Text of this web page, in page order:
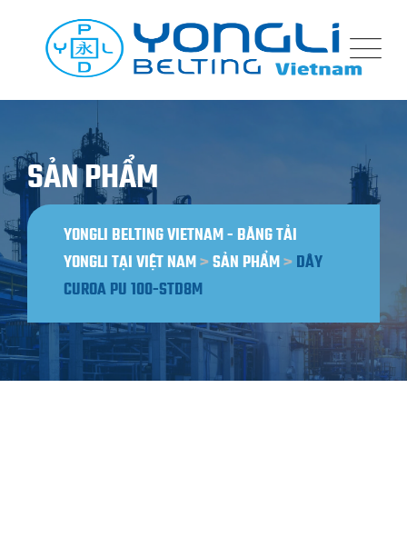
SẢN PHẨM
YONGLI BELTING VIETNAM - BĂNG TẢI
YONGLI TẠI VIỆT NAM>SẢN PHẨM>DÂY
CUROA PU 100-STD8M